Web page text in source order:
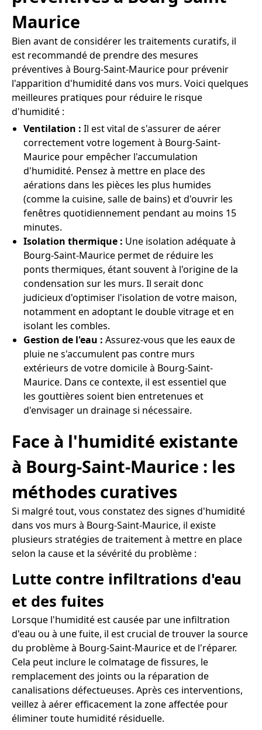
Maurice
Bien avant de considérer les traitements curatifs, il
est recommandé de prendre des mesures
préventives à Bourg-Saint-Maurice pour prévenir
l'apparition d'humidité dans vos murs. Voici quelques
meilleures pratiques pour réduire le risque
d'humidité :
Ventilation : Il est vital de s'assurer de aérer
correctement votre logement à Bourg-Saint-
Maurice pour empêcher l'accumulation
d'humidité. Pensez à mettre en place des
aérations dans les pièces les plus humides
(comme la cuisine, salle de bains) et d'ouvrir les
fenêtres quotidiennement pendant au moins 15
minutes.
Isolation thermique : Une isolation adéquate à
Bourg-Saint-Maurice permet de réduire les
ponts thermiques, étant souvent à l'origine de la
condensation sur les murs. Il serait donc
judicieux d'optimiser l'isolation de votre maison,
notamment en adoptant le double vitrage et en
isolant les combles.
Gestion de l'eau : Assurez-vous que les eaux de
pluie ne s'accumulent pas contre murs
extérieurs de votre domicile à Bourg-Saint-
Maurice. Dans ce contexte, il est essentiel que
les gouttières soient bien entretenues et
d'envisager un drainage si nécessaire.
Face à l'humidité existante
à Bourg-Saint-Maurice : les
méthodes curatives
Si malgré tout, vous constatez des signes d'humidité
dans vos murs à Bourg-Saint-Maurice, il existe
plusieurs stratégies de traitement à mettre en place
selon la cause et la sévérité du problème :
Lutte contre infiltrations d'eau
et des fuites
Lorsque l'humidité est causée par une infiltration
d'eau ou à une fuite, il est crucial de trouver la source
du problème à Bourg-Saint-Maurice et de l'réparer.
Cela peut inclure le colmatage de fissures, le
remplacement des joints ou la réparation de
canalisations défectueuses. Après ces interventions,
veillez à aérer efficacement la zone affectée pour
éliminer toute humidité résiduelle.